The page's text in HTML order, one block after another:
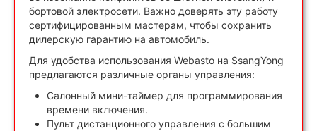
бортовой электросети. Важно доверять эту работу
сертифицированным мастерам, чтобы сохранить
дилерскую гарантию на автомобиль.
Для удобства использования Webasto на SsangYong
предлагаются различные органы управления:
Салонный мини-таймер для программирования
времени включения.
Пульт дистанционного управления с большим